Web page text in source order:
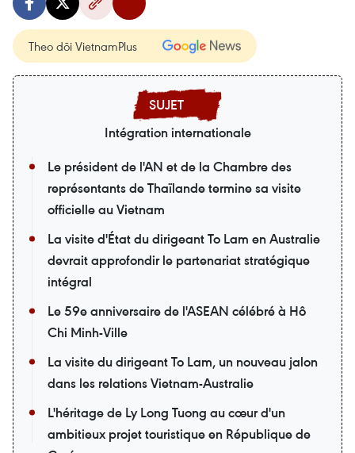
Theo dõi VietnamPlus
Intégration internationale
Le président de l'AN et de la Chambre des
représentants de Thaïlande termine sa visite
officielle au Vietnam
La visite d'État du dirigeant To Lam en Australie
devrait approfondir le partenariat stratégique
intégral
Le 59e anniversaire de l'ASEAN célébré à Hô
Chi Minh-Ville
La visite du dirigeant To Lam, un nouveau jalon
dans les relations Vietnam-Australie
L'héritage de Ly Long Tuong au cœur d'un
ambitieux projet touristique en République de